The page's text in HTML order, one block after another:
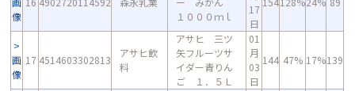
像
１０００ｍｌ
17
日
画
像
17 4514603302813
アサヒ飲
料
アサヒ 三ツ
矢フルーツサ
イダー青りん
ご １．５Ｌ
01
月
03
日
144 47% 17%139